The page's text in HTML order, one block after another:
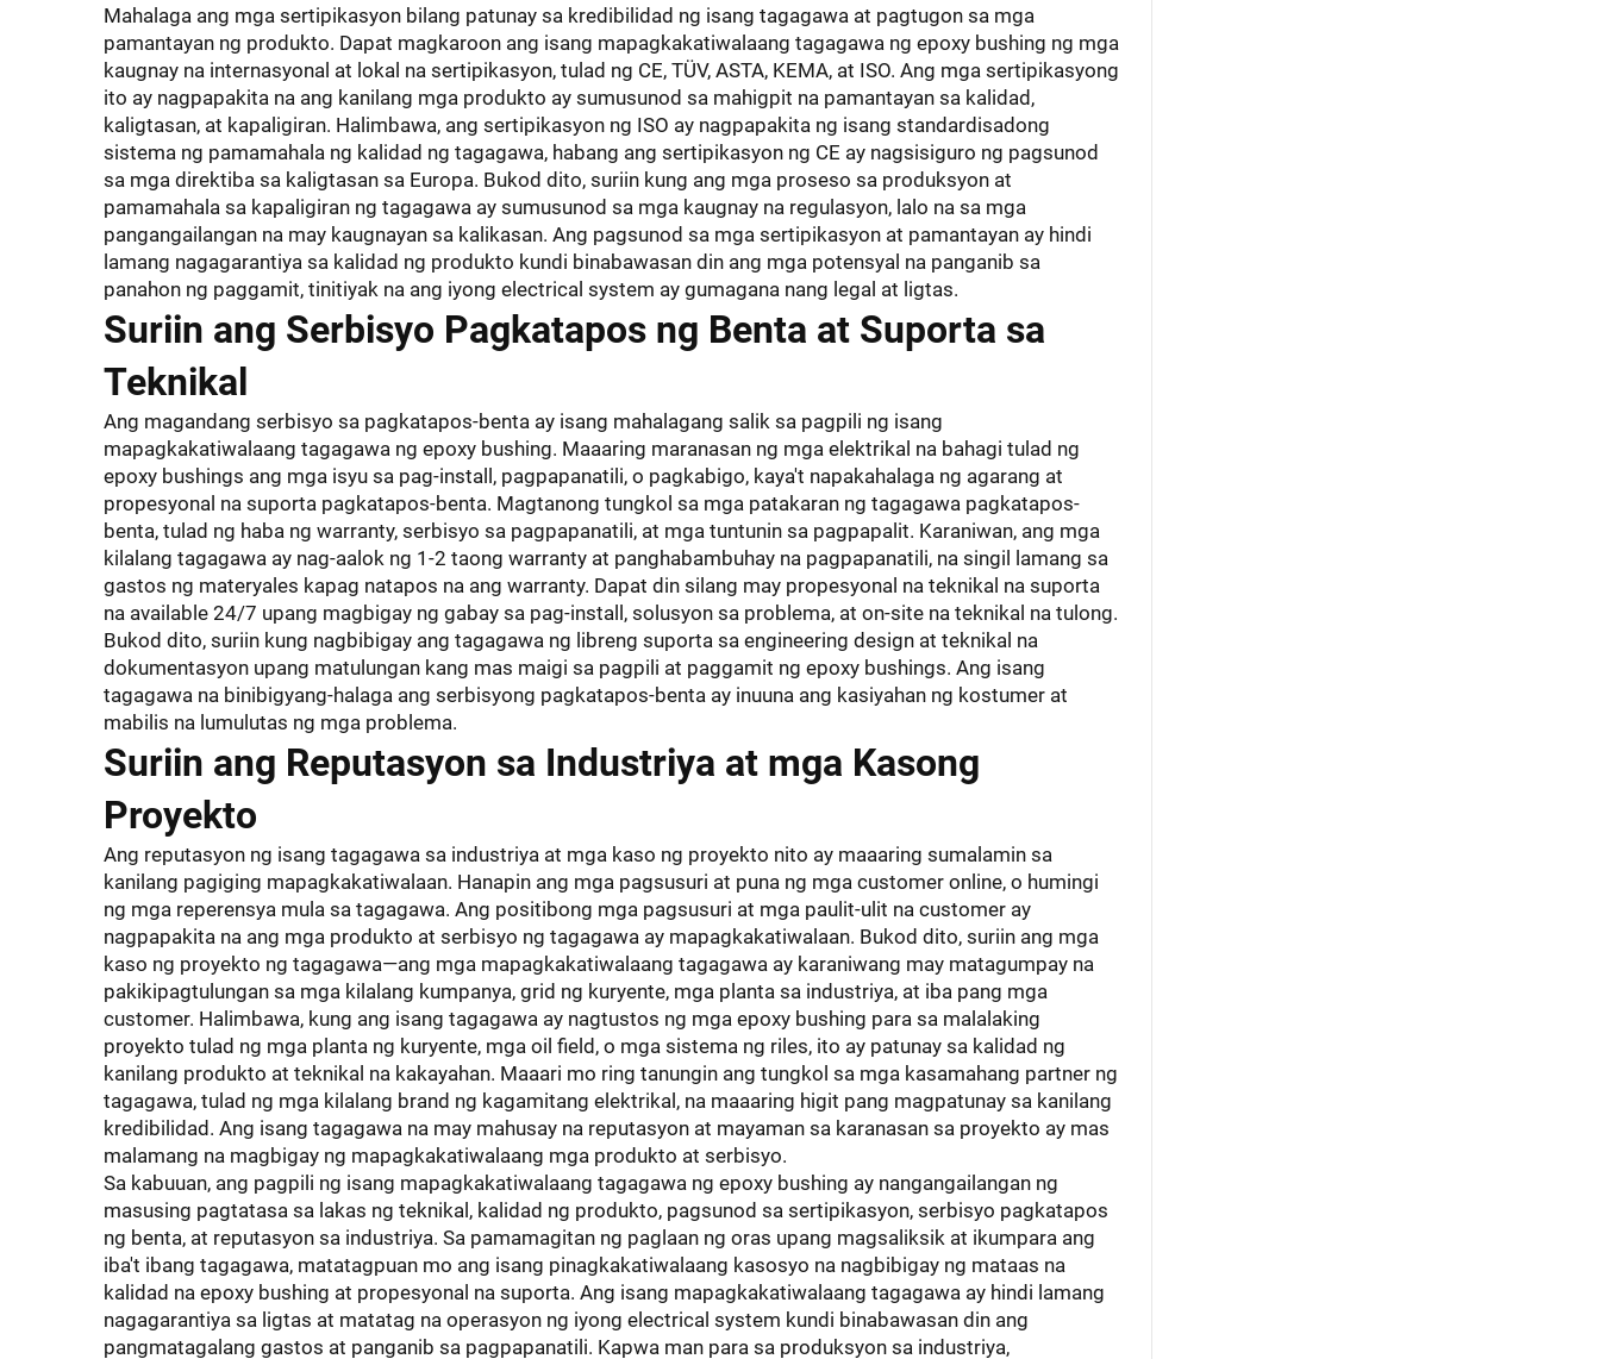
Mahalaga ang mga sertipikasyon bilang patunay sa kredibilidad ng isang tagagawa at pagtugon sa mga
pamantayan ng produkto. Dapat magkaroon ang isang mapagkakatiwalaang tagagawa ng epoxy bushing ng mga
kaugnay na internasyonal at lokal na sertipikasyon, tulad ng CE, TÜV, ASTA, KEMA, at ISO. Ang mga sertipikasyong
ito ay nagpapakita na ang kanilang mga produkto ay sumusunod sa mahigpit na pamantayan sa kalidad,
kaligtasan, at kapaligiran. Halimbawa, ang sertipikasyon ng ISO ay nagpapakita ng isang standardisadong
sistema ng pamamahala ng kalidad ng tagagawa, habang ang sertipikasyon ng CE ay nagsisiguro ng pagsunod
sa mga direktiba sa kaligtasan sa Europa. Bukod dito, suriin kung ang mga proseso sa produksyon at
pamamahala sa kapaligiran ng tagagawa ay sumusunod sa mga kaugnay na regulasyon, lalo na sa mga
pangangailangan na may kaugnayan sa kalikasan. Ang pagsunod sa mga sertipikasyon at pamantayan ay hindi
lamang nagagarantiya sa kalidad ng produkto kundi binabawasan din ang mga potensyal na panganib sa
panahon ng paggamit, tinitiyak na ang iyong electrical system ay gumagana nang legal at ligtas.
Suriin ang Serbisyo Pagkatapos ng Benta at Suporta sa
Teknikal
Ang magandang serbisyo sa pagkatapos-benta ay isang mahalagang salik sa pagpili ng isang
mapagkakatiwalaang tagagawa ng epoxy bushing. Maaaring maranasan ng mga elektrikal na bahagi tulad ng
epoxy bushings ang mga isyu sa pag-install, pagpapanatili, o pagkabigo, kaya't napakahalaga ng agarang at
propesyonal na suporta pagkatapos-benta. Magtanong tungkol sa mga patakaran ng tagagawa pagkatapos-
benta, tulad ng haba ng warranty, serbisyo sa pagpapanatili, at mga tuntunin sa pagpapalit. Karaniwan, ang mga
kilalang tagagawa ay nag-aalok ng 1-2 taong warranty at panghabambuhay na pagpapanatili, na singil lamang sa
gastos ng materyales kapag natapos na ang warranty. Dapat din silang may propesyonal na teknikal na suporta
na available 24/7 upang magbigay ng gabay sa pag-install, solusyon sa problema, at on-site na teknikal na tulong.
Bukod dito, suriin kung nagbibigay ang tagagawa ng libreng suporta sa engineering design at teknikal na
dokumentasyon upang matulungan kang mas maigi sa pagpili at paggamit ng epoxy bushings. Ang isang
tagagawa na binibigyang-halaga ang serbisyong pagkatapos-benta ay inuuna ang kasiyahan ng kostumer at
mabilis na lumulutas ng mga problema.
Suriin ang Reputasyon sa Industriya at mga Kasong
Proyekto
Ang reputasyon ng isang tagagawa sa industriya at mga kaso ng proyekto nito ay maaaring sumalamin sa
kanilang pagiging mapagkakatiwalaan. Hanapin ang mga pagsusuri at puna ng mga customer online, o humingi
ng mga reperensya mula sa tagagawa. Ang positibong mga pagsusuri at mga paulit-ulit na customer ay
nagpapakita na ang mga produkto at serbisyo ng tagagawa ay mapagkakatiwalaan. Bukod dito, suriin ang mga
kaso ng proyekto ng tagagawa—ang mga mapagkakatiwalaang tagagawa ay karaniwang may matagumpay na
pakikipagtulungan sa mga kilalang kumpanya, grid ng kuryente, mga planta sa industriya, at iba pang mga
customer. Halimbawa, kung ang isang tagagawa ay nagtustos ng mga epoxy bushing para sa malalaking
proyekto tulad ng mga planta ng kuryente, mga oil field, o mga sistema ng riles, ito ay patunay sa kalidad ng
kanilang produkto at teknikal na kakayahan. Maaari mo ring tanungin ang tungkol sa mga kasamahang partner ng
tagagawa, tulad ng mga kilalang brand ng kagamitang elektrikal, na maaaring higit pang magpatunay sa kanilang
kredibilidad. Ang isang tagagawa na may mahusay na reputasyon at mayaman sa karanasan sa proyekto ay mas
malamang na magbigay ng mapagkakatiwalaang mga produkto at serbisyo.
Sa kabuuan, ang pagpili ng isang mapagkakatiwalaang tagagawa ng epoxy bushing ay nangangailangan ng
masusing pagtatasa sa lakas ng teknikal, kalidad ng produkto, pagsunod sa sertipikasyon, serbisyo pagkatapos
ng benta, at reputasyon sa industriya. Sa pamamagitan ng paglaan ng oras upang magsaliksik at ikumpara ang
iba't ibang tagagawa, matatagpuan mo ang isang pinagkakatiwalaang kasosyo na nagbibigay ng mataas na
kalidad na epoxy bushing at propesyonal na suporta. Ang isang mapagkakatiwalaang tagagawa ay hindi lamang
nagagarantiya sa ligtas at matatag na operasyon ng iyong electrical system kundi binabawasan din ang
pangmatagalang gastos at panganib sa pagpapanatili. Kapwa man para sa produksyon sa industriya,